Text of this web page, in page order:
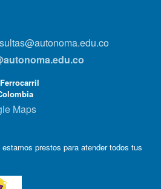
Maps
prestos para atender todos tus